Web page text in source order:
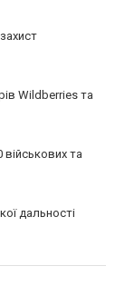
Wildberries та
та
дальності